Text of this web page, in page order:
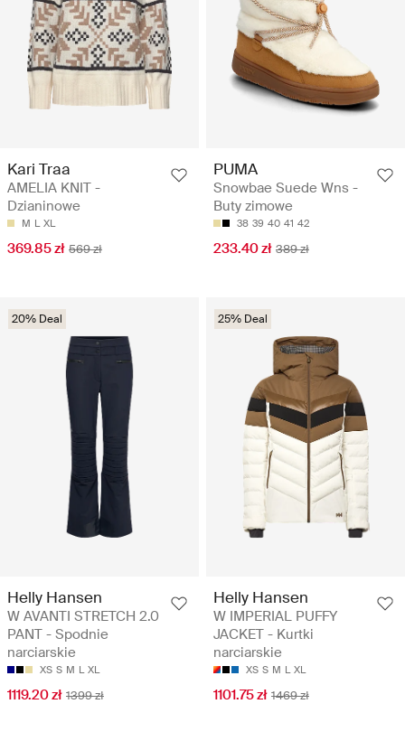
Kari Traa
AMELIA KNIT -
Dzianinowe
M L XL
369.85 zł 569 zł
PUMA
Snowbae Suede Wns -
Buty zimowe
38 39 40 41 42
233.40 zł 389 zł
20% Deal
Helly Hansen
W AVANTI STRETCH 2.0
PANT - Spodnie
narciarskie
XS S M L XL
1119.20 zł 1399 zł
25% Deal
Helly Hansen
W IMPERIAL PUFFY
JACKET - Kurtki
narciarskie
XS S M L XL
1101.75 zł 1469 zł